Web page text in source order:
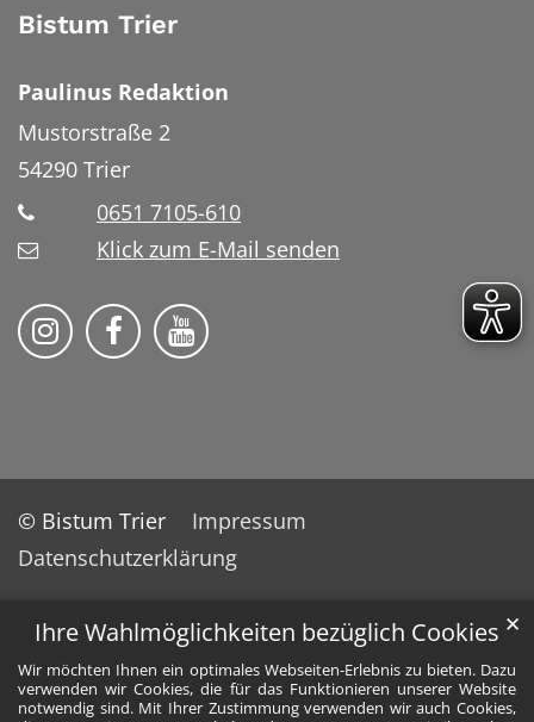
Ihre Wahlmöglichkeiten bezüglich Cookies
Wir möchten Ihnen ein optimales Webseiten-Erlebnis zu bieten. Dazu
verwenden wir Cookies, die für das Funktionieren unserer Website
notwendig sind. Mit Ihrer Zustimmung verwenden wir auch Cookies,
✕
Bistum Trier
Paulinus Redaktion
Mustorstraße 2
54290 Trier
0651 7105-610
Klick zum E-Mail senden
Bistum Trier auf Instragram
Bistum Trier auf Facebook
Bistum Trier auf YouTube
© Bistum Trier
Impressum
Datenschutzerklärung